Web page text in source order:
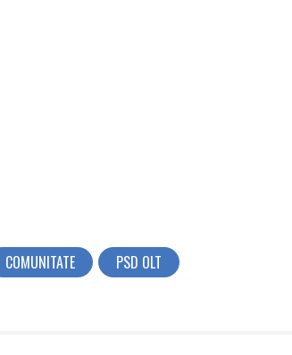
COMUNITATE PSD OLT